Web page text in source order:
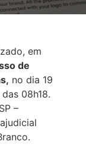
em
de
no dia 19
08h18.
–